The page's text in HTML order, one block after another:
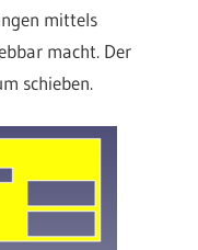
mittels
macht. Der
schieben.